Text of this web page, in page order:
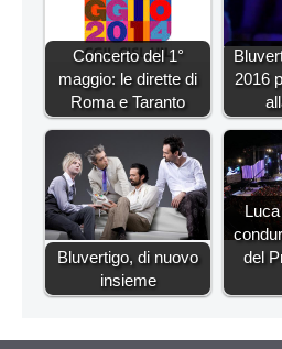
Concerto del 1°
maggio: le dirette di
Roma e Taranto
2016
Bluvertigo, di nuovo
insieme
del